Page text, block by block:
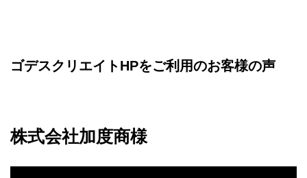
ゴデスクリエイトHPをご利用のお客様の声
株式会社加度商様